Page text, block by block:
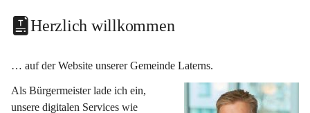
Herzlich willkommen
… auf der Website unserer Gemeinde Laterns.
Als Bürgermeister lade ich ein,
unsere digitalen Services wie